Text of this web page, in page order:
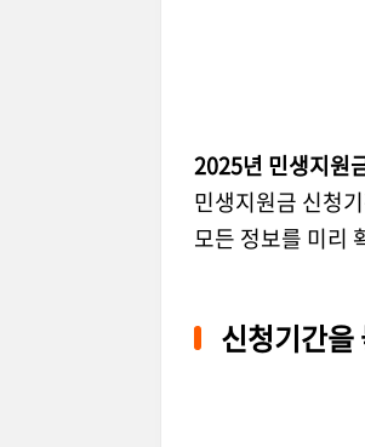
2025년 민생지원
민생지원금 신청
모든 정보를 미리
신청기간을